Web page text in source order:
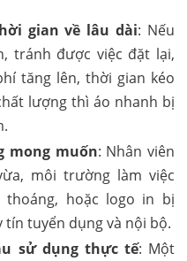
gian về lâu dài: Nếu
tránh được việc đặt lại,
tăng lên, thời gian kéo
lượng thì áo nhanh bị
mong muốn: Nhân viên
môi trường làm việc
hoặc logo in bị
tuyển dụng và nội bộ.
sử dụng thực tế: Một